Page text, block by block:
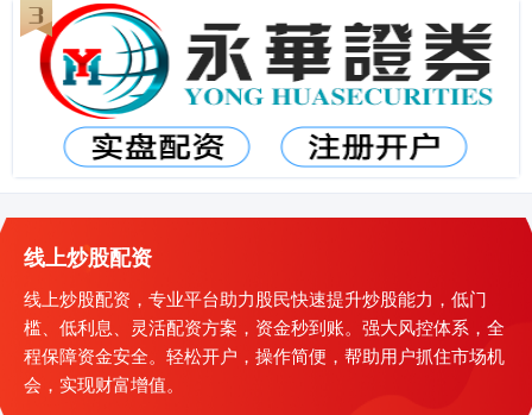
线上炒股配资
线上炒股配资，专业平台助力股民快速提升炒股能力，低门
槛、低利息、灵活配资方案，资金秒到账。强大风控体系，全
程保障资金安全。轻松开户，操作简便，帮助用户抓住市场机
会，实现财富增值。